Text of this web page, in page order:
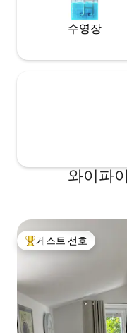
수영장
와이파
상위 게스트 선호
게스트 선호